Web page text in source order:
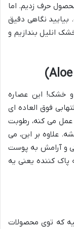
حرف زدیم. اما
بیایید نگاهی دقیق
انلیل بندازیم و
خشک! این عصاره
فوق العاده ای
عمل می کنه، رطوبت
علاوه بر این، می
و آرامش به پوست
پاک کننده یعنی یه
که توی محصولات